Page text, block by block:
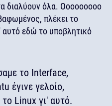
διαλύουν όλα. Οοοοοοοοο
πλέκει το
εδώ το υποβλητικό
το Interface,
έγινε γελοίο,
Linux γι' αυτό.